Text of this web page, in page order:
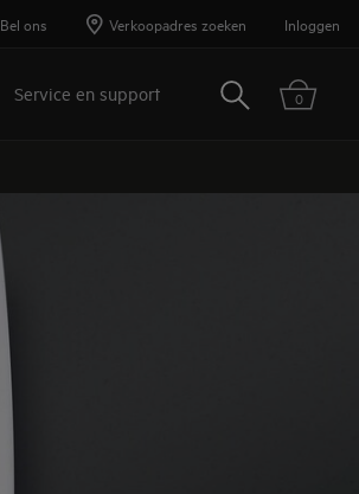
Bel ons Verkoopadres zoeken Inloggen
Service en support Zoeken 0